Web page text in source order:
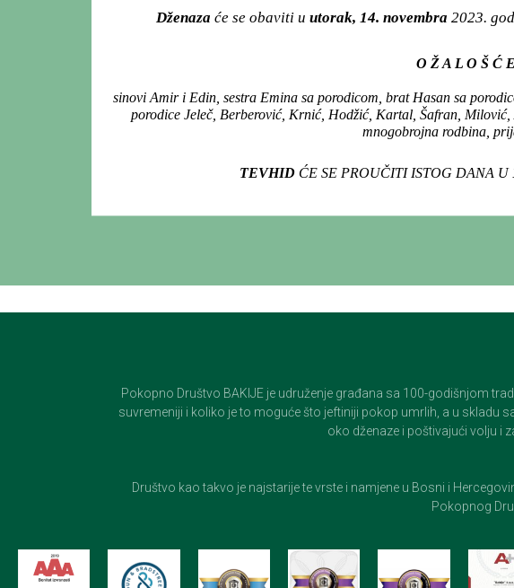
Dženaza će se obaviti u utorak, 14. novembra 2023.
O Ž A L O Š Ć
sinovi Amir i Edin, sestra Emina sa porodicom, brat Hasan sa
porodice Jeleč, Berberović, Krnić, Hodžić, Kartal, Šafran,
mnogobrojna rodbina,
TEVHIDĆE SE PROUČITI ISTOG DANA U
Pokopno Društvo BAKIJE je udruženje građana sa 100-godišnjom
suvremeniji i koliko je to moguće što jeftiniji pokop umrlih, a u
oko dženaze i poštivajući volju i
Društvo kao takvo je najstarije te vrste i namjene u Bosni i
Pokopnog